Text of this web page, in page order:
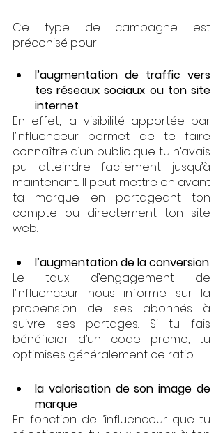
Ce type de campagne est
préconisé pour :
l’augmentation de traffic vers
tes réseaux sociaux ou ton site
internet
En effet, la visibilité apportée par
l’influenceur permet de te faire
connaître d’un public que tu n’avais
pu atteindre facilement jusqu’à
maintenant... Il peut mettre en avant
ta marque en partageant ton
compte ou directement ton site
web.
l’augmentation de la conversion
Le taux d’engagement de
l’influenceur nous informe sur la
propension de ses abonnés à
suivre ses partages. Si tu fais
bénéficier d’un code promo, tu
optimises généralement ce ratio.
la valorisation de son image de
marque
En fonction de l’influenceur que tu